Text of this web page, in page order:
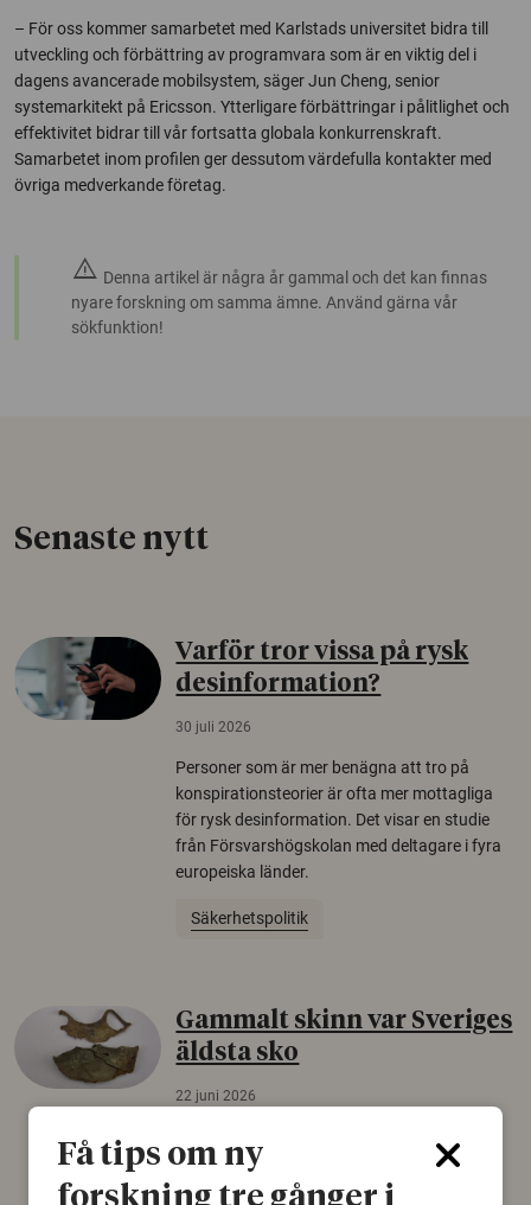
– För oss kommer samarbetet med Karlstads universitet bidra till
utveckling och förbättring av programvara som är en viktig del i
dagens avancerade mobilsystem, säger Jun Cheng, senior
systemarkitekt på Ericsson. Ytterligare förbättringar i pålitlighet och
effektivitet bidrar till vår fortsatta globala konkurrenskraft.
Samarbetet inom profilen ger dessutom värdefulla kontakter med
övriga medverkande företag.
warning Denna artikel är några år gammal och det kan finnas
nyare forskning om samma ämne. Använd gärna vår
sökfunktion!
Senaste nytt
Varför tror vissa på rysk
desinformation?
30 juli 2026
Personer som är mer benägna att tro på
konspirationsteorier är ofta mer mottagliga
för rysk desinformation. Det visar en studie
från Försvarshögskolan med deltagare i fyra
europeiska länder.
Säkerhetspolitik
Gammalt skinn var Sveriges
äldsta sko
22 juni 2026
björnfäll visar sig vara delar av en 2000 år
gammal sko. Fyndet bär spår av romerskt
Få tips om ny
forskning tre gånger i